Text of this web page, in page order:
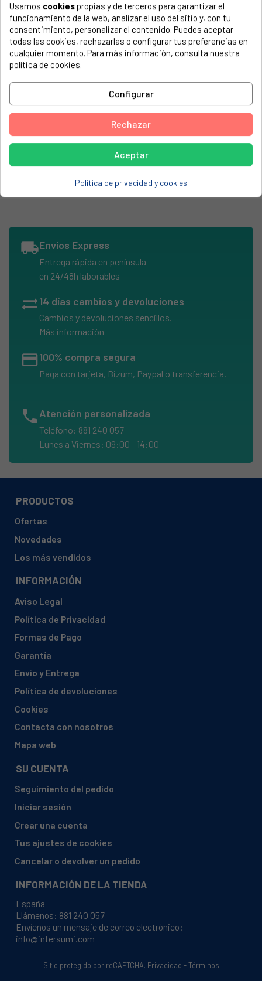
Cargador baterias litio fuji para NP80
FUJI, FinePix 2600 Zoom
FUJI, FinePix 30i
FUJI, FinePix 4800 Zoom
FUJI, FinePix 4900 Zoom
FUJI, FinePix 601 Zoom
FUJI, FinePix 6800 Zoom
FUJI, FinePix 6900 Zoom
FUJI, MX-1700
FUJI, MX-4900
KODAK, DC-4800
RICOH, Caplio RR1
RICOH, RDC-6000
RICOH, RDC-7S
TOSHIBA, PDR-M70
local_shippingEnvíos Express
Entrega rápida en península
en 24/48h laborables
sync_alt14 días cambios y devoluciones
Cambios y devoluciones sencillos.
Más información
credit_card100% compra segura
Paga con tarjeta, Bizum, Paypal o transferencia.
phone Atención personalizada
Teléfono: 881 240 057
Lunes a Viernes: 09:00 - 14:00
PRODUCTOS
Ofertas
Novedades
Los más vendidos
INFORMACIÓN
Aviso Legal
Política de Privacidad
Formas de Pago
Garantía
Envío y Entrega
Política de devoluciones
Cookies
Contacta con nosotros
Mapa web
SU CUENTA
Seguimiento del pedido
Iniciar sesión
Crear una cuenta
Tus ajustes de cookies
Cancelar o devolver un pedido
INFORMACIÓN DE LA TIENDA
España
Llámenos: 881 240 057
Envíenos un mensaje de correo electrónico:
info@intersumi.com
Sitio protegido por reCAPTCHA. Privacidad -Términos
Usamos cookiespropias y de terceros para garantizar el
funcionamiento de la web, analizar el uso del sitio y, con tu
consentimiento, personalizar el contenido. Puedes aceptar
todas las cookies, rechazarlas o configurar tus preferencias en
cualquier momento. Para más información, consulta nuestra
política de cookies.
Configurar
Rechazar
Aceptar
Política de privacidad y cookies